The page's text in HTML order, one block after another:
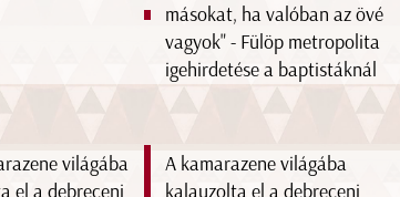
másokat, ha valóban az övé
vagyok" - Fülöp metropolita
igehirdetése a baptistáknál
A kamarazene világába
kalauzolta el a debreceni